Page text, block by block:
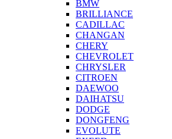
BMW
BRILLIANCE
CADILLAC
CHANGAN
CHERY
CHEVROLET
CHRYSLER
CITROEN
DAEWOO
DAIHATSU
DODGE
DONGFENG
EVOLUTE